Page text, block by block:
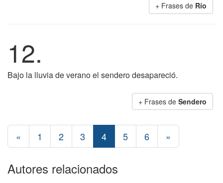
+ Frases de Río
12.
Bajo la lluvia de verano el sendero desapareció.
+ Frases de Sendero
« 1 2 3 4 5 6 »
Autores relacionados